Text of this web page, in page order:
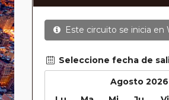
Este circuito se inicia en
Seleccione fecha de
Agosto 2026